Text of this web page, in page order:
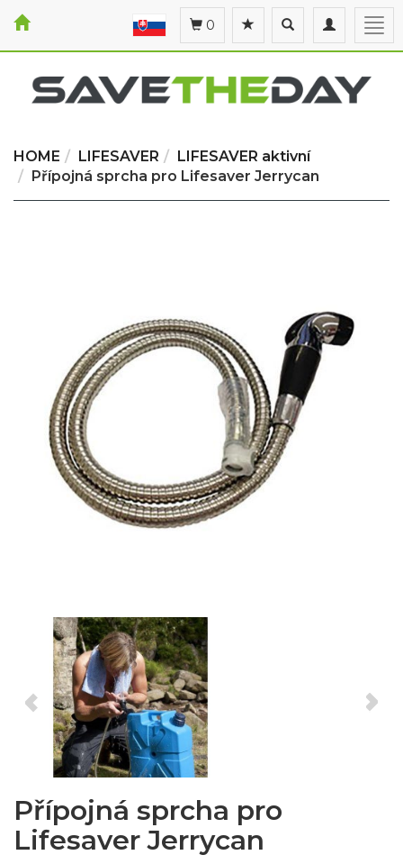
Toggle
navigation
Toggle
search
0
HOME LIFESAVER
LIFESAVER aktivní
Přípojná sprcha pro Lifesaver Jerrycan
Přípojná sprcha pro
Lifesaver Jerrycan